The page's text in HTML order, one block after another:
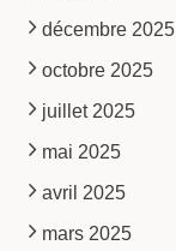
décembre 2025
octobre 2025
juillet 2025
mai 2025
avril 2025
mars 2025